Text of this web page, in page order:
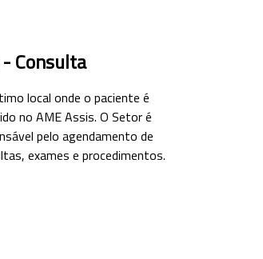
Consulta
local onde o paciente é
no AME Assis. O Setor é
pelo agendamento de
exames e procedimentos.